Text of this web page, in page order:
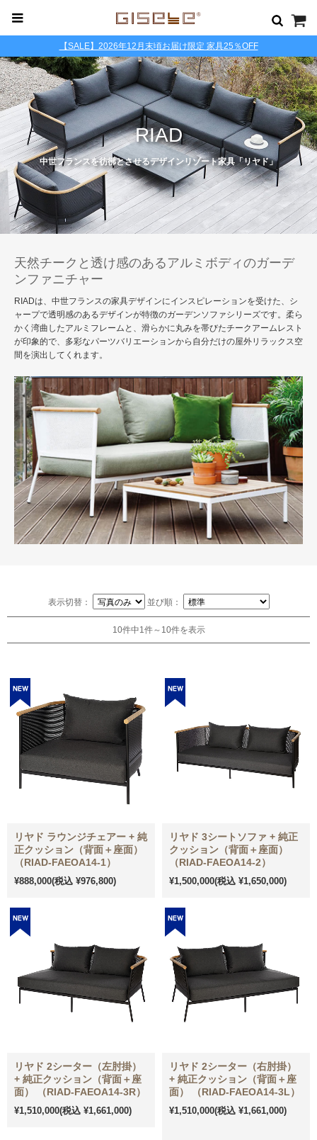
【SALE】2026年12月末頃お届け限定 家具25％OFF
RIAD
中世フランスを彷彿とさせるデザインリゾート家具「リヤド」
天然チークと透け感のあるアルミボディのガーデ
ンファニチャー
RIADは、中世フランスの家具デザインにインスピレーションを受けた、シ
ャープで透明感のあるデザインが特徴のガーデンソファシリーズです。柔ら
かく湾曲したアルミフレームと、滑らかに丸みを帯びたチークアームレスト
が印象的で、多彩なパーツバリエーションから自分だけの屋外リラックス空
間を演出してくれます。
表示切替： 並び順：
10件中1件～10件を表示
リヤド ラウンジチェアー + 純
正クッション（背面＋座面）
（RIAD-FAEOA14-1）
¥888,000(税込 ¥976,800)
リヤド 3シートソファ + 純正
クッション（背面＋座面）
（RIAD-FAEOA14-2）
¥1,500,000(税込 ¥1,650,000)
リヤド 2シーター（左肘掛）
+ 純正クッション（背面＋座
面） （RIAD-FAEOA14-3R）
¥1,510,000(税込 ¥1,661,000)
リヤド 2シーター（右肘掛）
+ 純正クッション（背面＋座
面） （RIAD-FAEOA14-3L）
¥1,510,000(税込 ¥1,661,000)